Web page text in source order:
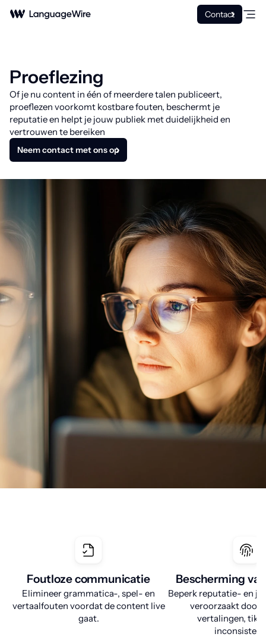
Contact
Proeflezing
Of je nu content in één of meerdere talen publiceert,
proeflezen voorkomt kostbare fouten, beschermt je
reputatie en helpt je jouw publiek met duidelijkheid en
vertrouwen te bereiken
Neem contact met ons op
Foutloze communicatie
Elimineer grammatica-, spel- en
vertaalfouten voordat de content live
gaat.
Bescherming
Beperk reputatie- en
veroorzaakt door
vertalingen,